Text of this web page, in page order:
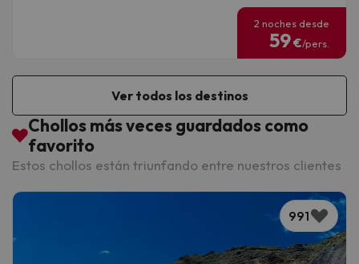
2 noches desde
59€/pers.
Ver todos los destinos
Chollos más veces guardados como
favorito
Estos chollos están triunfando entre nuestros clientes
991